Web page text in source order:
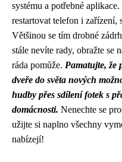
systému a potřebné
restartovat telefon i zařízení,
Většinou se tím drobné
stále nevíte rady, obražte se
ráda pomůže. Pamatujte, že
dveře do světa nových
hudby přes sdílení fotek s
domácnosti. Nenechte se
užijte si naplno všechny
nabízejí!